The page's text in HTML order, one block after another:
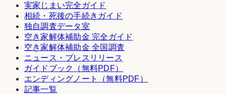
実家じまい完全ガイド
相続・死後の手続きガイド
独自調査データ室
空き家解体補助金 完全ガイド
空き家解体補助金 全国調査
ニュース・プレスリリース
ガイドブック（無料PDF）
エンディングノート（無料PDF）
記事一覧